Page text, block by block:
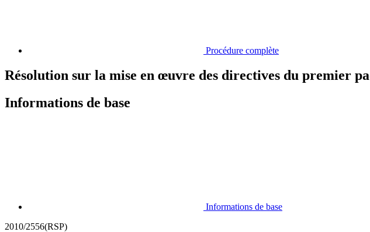
Procédure complète
Résolution sur la mise en œuvre des directives du premier
Informations de base
Informations de base
2010/2556(RSP)